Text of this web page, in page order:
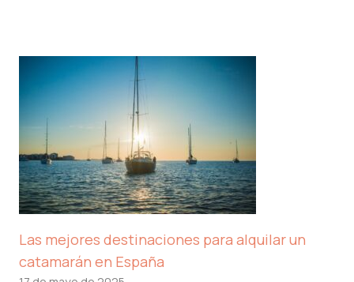
Las mejores destinaciones para alquilar un
catamarán en España